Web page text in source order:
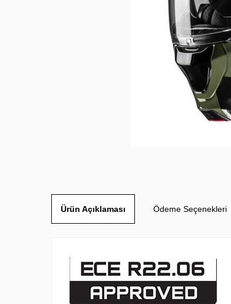
Ürün Açıklaması Ödeme Seçenekleri